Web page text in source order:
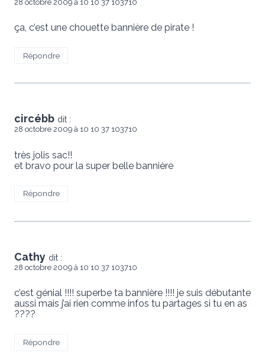
28 octobre 2009 à 10 10 37 103710
ça, c’est une chouette bannière de pirate !
Répondre
circébb dit :
28 octobre 2009 à 10 10 37 103710
très jolis sac!!
et bravo pour la super belle bannière
Répondre
Cathy dit :
28 octobre 2009 à 10 10 37 103710
c’est génial !!!! superbe ta bannière !!!! je suis débutante
aussi mais j’ai rien comme infos tu partages si tu en as
????
Répondre